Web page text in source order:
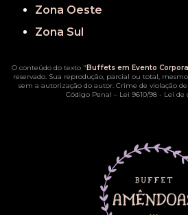
Zona Oeste
Zona Sul
O conteúdo do texto " Buffets em Evento
reservado. Sua reprodução, parcial ou total,
sem a autorização do autor. Crime de violação
Código Penal – Lei 9610/98 - Lei